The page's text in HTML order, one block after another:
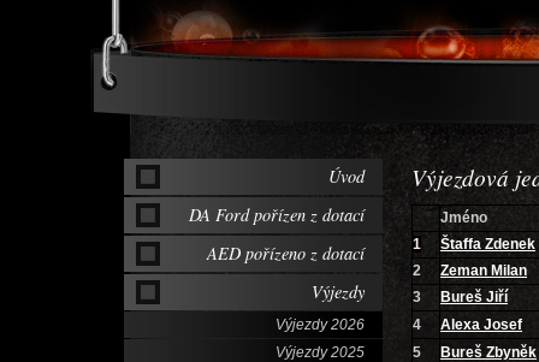
Výjezdová
Jméno
1
Štaffa Zdenek
2
Zeman Milan
3
Bureš Jiří
4
Alexa Josef
5
Bureš Zbyněk
Úvod
DA Ford pořízen z dotací
AED pořízeno z dotací
Výjezdy
Výjezdy 2026
Výjezdy 2025